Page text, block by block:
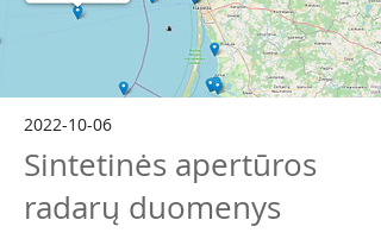
2022-10-06
Sintetinės apertūros
radarų duomenys